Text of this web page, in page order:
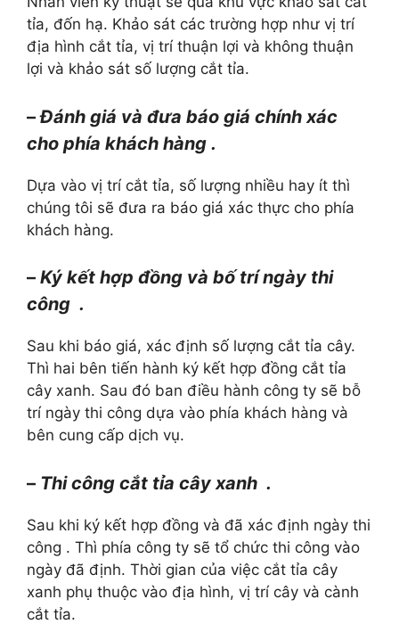
tỉa, đốn hạ. Khảo sát các trường hợp như vị trí
địa hình cắt tỉa, vị trí thuận lợi và không thuận
lợi và khảo sát số lượng cắt tỉa.
–Đánh giá và đưa báo giá chính xác
cho phía khách hàng .
Dựa vào vị trí cắt tỉa, số lượng nhiều hay ít thì
chúng tôi sẽ đưa ra báo giá xác thực cho phía
khách hàng.
– Ký kết hợp đồng và bố trí ngày thi
công .
Sau khi báo giá, xác định số lượng cắt tỉa cây.
Thì hai bên tiến hành ký kết hợp đồng cắt tỉa
cây xanh. Sau đó ban điều hành công ty sẽ bỗ
trí ngày thi công dựa vào phía khách hàng và
bên cung cấp dịch vụ.
– Thi công cắt tỉa cây xanh .
Sau khi ký kết hợp đồng và đã xác định ngày thi
công . Thì phía công ty sẽ tổ chức thi công vào
ngày đã định. Thời gian của việc cắt tỉa cây
xanh phụ thuộc vào địa hình, vị trí cây và cành
cắt tỉa.